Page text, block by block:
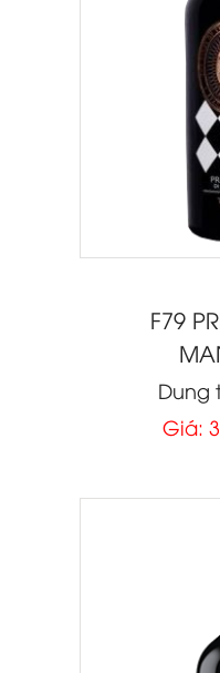
F79
Dung
Giá: